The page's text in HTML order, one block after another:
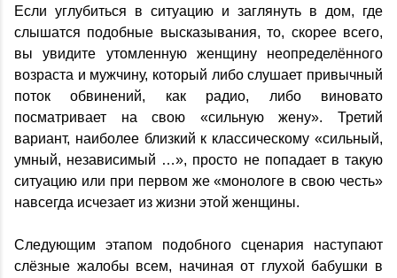
Если углубиться в ситуацию и заглянуть в дом, где
слышатся подобные высказывания, то, скорее всего,
вы увидите утомленную женщину неопределённого
возраста и мужчину, который либо слушает привычный
поток обвинений, как радио, либо виновато
посматривает на свою «сильную жену». Третий
вариант, наиболее близкий к классическому «сильный,
умный, независимый …», просто не попадает в такую
ситуацию или при первом же «монологе в свою честь»
навсегда исчезает из жизни этой женщины.
Следующим этапом подобного сценария наступают
слёзные жалобы всем, начиная от глухой бабушки в